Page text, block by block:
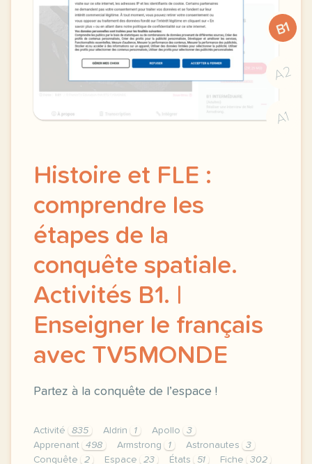
B1
A2
A1
Histoire et FLE :
comprendre les
étapes de la
conquête spatiale.
Activités B1. |
Enseigner le français
avec TV5MONDE
Partez à la conquête de l’espace !
Activité 835 Aldrin 1 Apollo
3
Apprenant
498 Armstrong 1 Astronautes
3
Conquête
2 Espace 23 États 51 Fiche
302